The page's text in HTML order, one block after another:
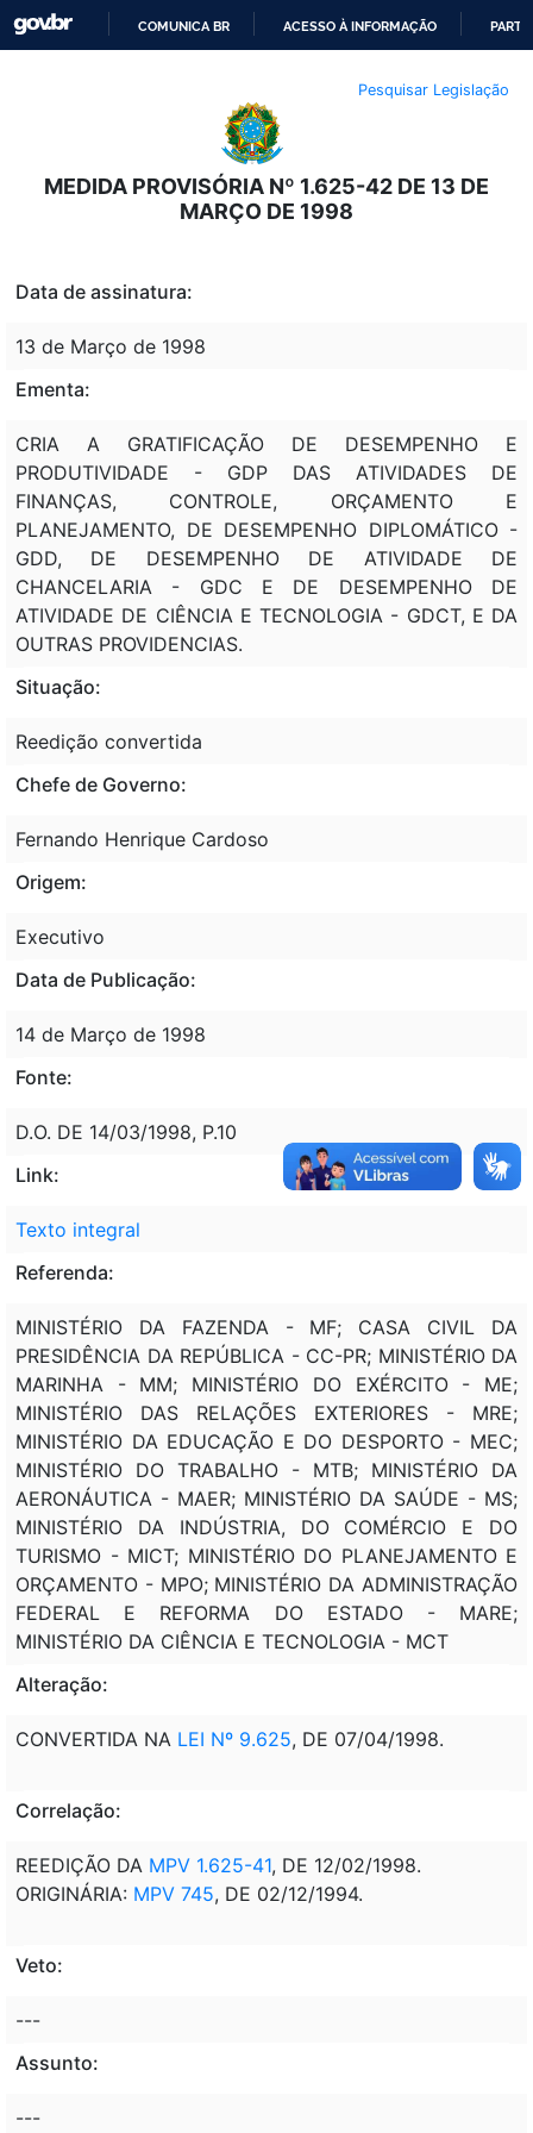
O
CONTEÚDO
COMUNICA BR ACESSO À INFORMAÇÃO
Pesquisar Legislação
MEDIDA PROVISÓRIA Nº 1.625-42 DE 13 DE
MARÇO DE 1998
Data de assinatura:
13 de Março de 1998
Ementa:
CRIA A GRATIFICAÇÃO DE DESEMPENHO E
PRODUTIVIDADE - GDP DAS ATIVIDADES DE
FINANÇAS, CONTROLE, ORÇAMENTO E
PLANEJAMENTO, DE DESEMPENHO DIPLOMÁTICO -
GDD, DE DESEMPENHO DE ATIVIDADE DE
CHANCELARIA - GDC E DE DESEMPENHO DE
ATIVIDADE DE CIÊNCIA E TECNOLOGIA - GDCT, E DA
OUTRAS PROVIDENCIAS.
Situação:
Reedição convertida
Chefe de Governo:
Fernando Henrique Cardoso
Origem:
Executivo
Data de Publicação:
14 de Março de 1998
Fonte:
D.O. DE 14/03/1998, P.10
Link:
Texto integral
Referenda:
MINISTÉRIO DA FAZENDA - MF; CASA CIVIL DA
PRESIDÊNCIA DA REPÚBLICA - CC-PR; MINISTÉRIO DA
MARINHA - MM; MINISTÉRIO DO EXÉRCITO - ME;
MINISTÉRIO DAS RELAÇÕES EXTERIORES - MRE;
MINISTÉRIO DA EDUCAÇÃO E DO DESPORTO - MEC;
MINISTÉRIO DO TRABALHO - MTB; MINISTÉRIO DA
AERONÁUTICA - MAER; MINISTÉRIO DA SAÚDE - MS;
MINISTÉRIO DA INDÚSTRIA, DO COMÉRCIO E DO
TURISMO - MICT; MINISTÉRIO DO PLANEJAMENTO E
ORÇAMENTO - MPO; MINISTÉRIO DA ADMINISTRAÇÃO
FEDERAL E REFORMA DO ESTADO - MARE;
MINISTÉRIO DA CIÊNCIA E TECNOLOGIA - MCT
Alteração:
CONVERTIDA NA LEI Nº 9.625, DE 07/04/1998.
Correlação:
REEDIÇÃO DA MPV 1.625-41, DE 12/02/1998.
ORIGINÁRIA: MPV 745, DE 02/12/1994.
Veto:
---
Assunto:
---